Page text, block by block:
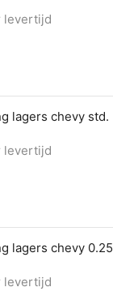
levertijd
lagers chevy std.
levertijd
lagers chevy 0.25
levertijd